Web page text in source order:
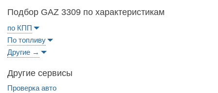
Подбор GAZ 3309 по характеристикам
по КПП
По топливу
Другие →
Другие сервисы
Проверка авто